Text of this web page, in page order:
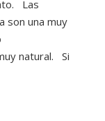
Las
son una muy
natural. Si